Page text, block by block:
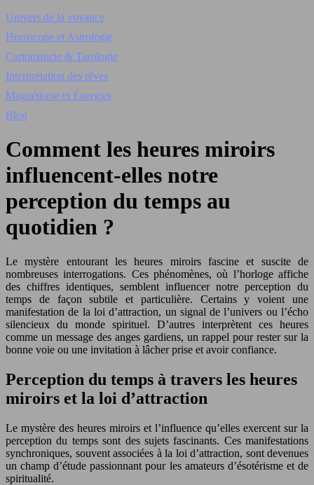
Univers de la voyance
Horoscope et Astrologie
Cartomancie & Tarologie
Interprétation des rêves
Magnétisme et Énergies
Blog
Comment les heures miroirs
influencent-elles notre
perception du temps au
quotidien ?
Le mystère entourant les heures miroirs fascine et suscite de
nombreuses interrogations. Ces phénomènes, où l’horloge affiche
des chiffres identiques, semblent influencer notre perception du
temps de façon subtile et particulière. Certains y voient une
manifestation de la loi d’attraction, un signal de l’univers ou l’écho
silencieux du monde spirituel. D’autres interprètent ces heures
comme un message des anges gardiens, un rappel pour rester sur la
bonne voie ou une invitation à lâcher prise et avoir confiance.
Perception du temps à travers les heures
miroirs et la loi d’attraction
Le mystère des heures miroirs et l’influence qu’elles exercent sur la
perception du temps sont des sujets fascinants. Ces manifestations
synchroniques, souvent associées à la loi d’attraction, sont devenues
un champ d’étude passionnant pour les amateurs d’ésotérisme et de
spiritualité.